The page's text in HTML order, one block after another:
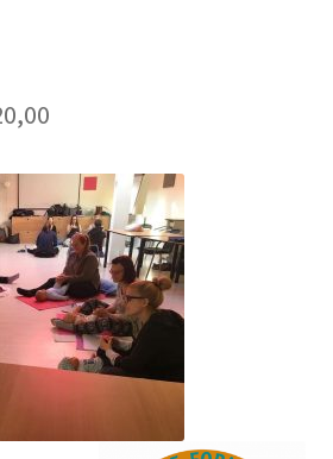
Plage
prix :
€ 250,00
à
€ 520,00